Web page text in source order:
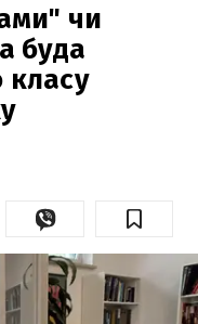
чи
буда
класу